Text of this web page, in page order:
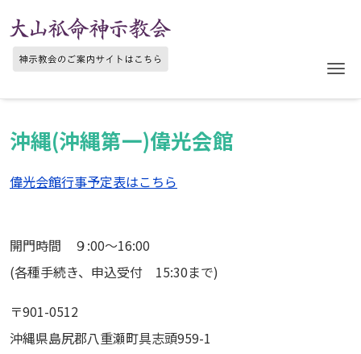
沖縄(沖縄第一)偉光会館
偉光会館行事予定表はこちら
開門時間 ９:00～16:00
(各種手続き、申込受付 15:30まで)
〒901-0512
沖縄県島尻郡八重瀬町具志頭959-1